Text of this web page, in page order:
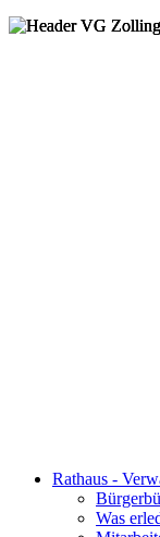
Rathaus -
Was